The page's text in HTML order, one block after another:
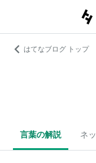
はてなブログ トップ
言葉の解説 ネ